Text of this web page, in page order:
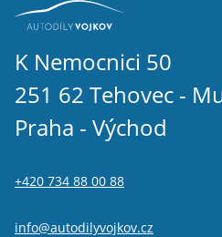
K Nemocnici 50
251 62 Tehovec -
Praha - Východ
+420 734 88 00 88
info@autodilyvojkov.cz